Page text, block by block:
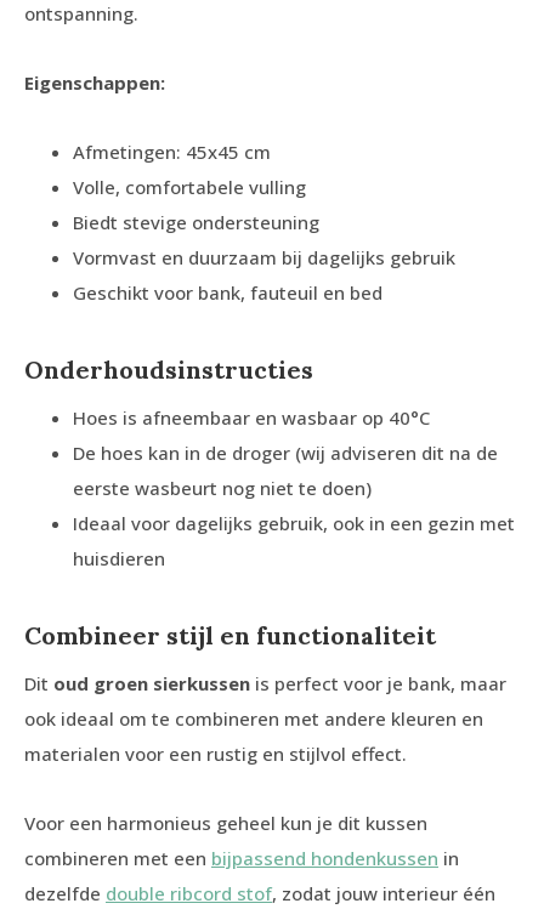
ontspanning.
Eigenschappen:
Afmetingen: 45x45 cm
Volle, comfortabele vulling
Biedt stevige ondersteuning
Vormvast en duurzaam bij dagelijks gebruik
Geschikt voor bank, fauteuil en bed
Onderhoudsinstructies
Hoes is afneembaar en wasbaar op 40°C
De hoes kan in de droger (wij adviseren dit na de
eerste wasbeurt nog niet te doen)
Ideaal voor dagelijks gebruik, ook in een gezin met
huisdieren
Combineer stijl en functionaliteit
Dit oud groen sierkussen is perfect voor je bank, maar
ook ideaal om te combineren met andere kleuren en
materialen voor een rustig en stijlvol effect.
Voor een harmonieus geheel kun je dit kussen
combineren met een bijpassend hondenkussen in
dezelfde double ribcord stof, zodat jouw interieur één